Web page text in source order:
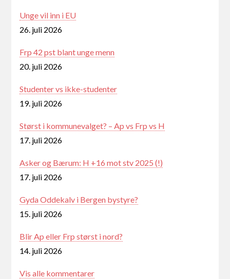
Unge vil inn i EU
26. juli 2026
Frp 42 pst blant unge menn
20. juli 2026
Studenter vs ikke-studenter
19. juli 2026
Størst i kommunevalget? – Ap vs Frp vs H
17. juli 2026
Asker og Bærum: H +16 mot stv 2025 (!)
17. juli 2026
Gyda Oddekalv i Bergen bystyre?
15. juli 2026
Blir Ap eller Frp størst i nord?
14. juli 2026
Vis alle kommentarer